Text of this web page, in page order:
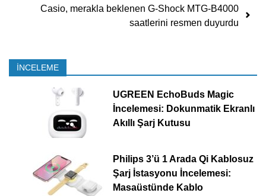
Casio, merakla beklenen G-Shock MTG-B4000
saatlerini resmen duyurdu
İNCELEME
UGREEN EchoBuds Magic
İncelemesi: Dokunmatik Ekranlı
Akıllı Şarj Kutusu
Philips 3’ü 1 Arada Qi Kablosuz
Şarj İstasyonu İncelemesi:
Masaüstünde Kablo